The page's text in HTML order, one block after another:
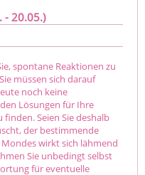
- 20.05.)
spontane Reaktionen zu
müssen sich darauf
noch keine
Lösungen für Ihre
finden. Seien Sie deshalb
der bestimmende
Mondes wirkt sich lähmend
Sie unbedingt selbst
für eventuelle